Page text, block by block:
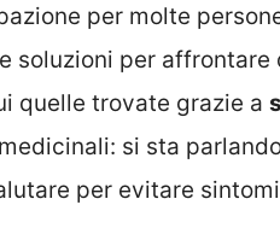
per molte
soluzioni per affrontare
quelle trovate grazie a
si sta
per evitare